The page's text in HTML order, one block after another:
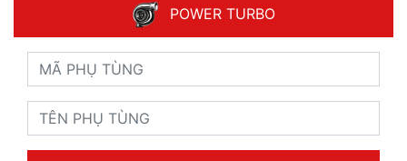
POWER TURBO